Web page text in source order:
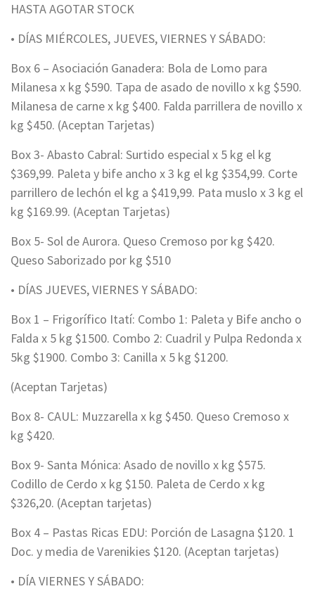
HASTA AGOTAR STOCK
• DÍAS MIÉRCOLES, JUEVES, VIERNES Y SÁBADO:
Box 6 – Asociación Ganadera: Bola de Lomo para
Milanesa x kg $590. Tapa de asado de novillo x kg $590.
Milanesa de carne x kg $400. Falda parrillera de novillo x
kg $450. (Aceptan Tarjetas)
Box 3- Abasto Cabral: Surtido especial x 5 kg el kg
$369,99. Paleta y bife ancho x 3 kg el kg $354,99. Corte
parrillero de lechón el kg a $419,99. Pata muslo x 3 kg el
kg $169.99. (Aceptan Tarjetas)
Box 5- Sol de Aurora. Queso Cremoso por kg $420.
Queso Saborizado por kg $510
• DÍAS JUEVES, VIERNES Y SÁBADO:
Box 1 – Frigorífico Itatí: Combo 1: Paleta y Bife ancho o
Falda x 5 kg $1500. Combo 2: Cuadril y Pulpa Redonda x
5kg $1900. Combo 3: Canilla x 5 kg $1200.
(Aceptan Tarjetas)
Box 8- CAUL: Muzzarella x kg $450. Queso Cremoso x
kg $420.
Box 9- Santa Mónica: Asado de novillo x kg $575.
Codillo de Cerdo x kg $150. Paleta de Cerdo x kg
$326,20. (Aceptan tarjetas)
Box 4 – Pastas Ricas EDU: Porción de Lasagna $120. 1
Doc. y media de Varenikies $120. (Aceptan tarjetas)
• DÍA VIERNES Y SÁBADO: